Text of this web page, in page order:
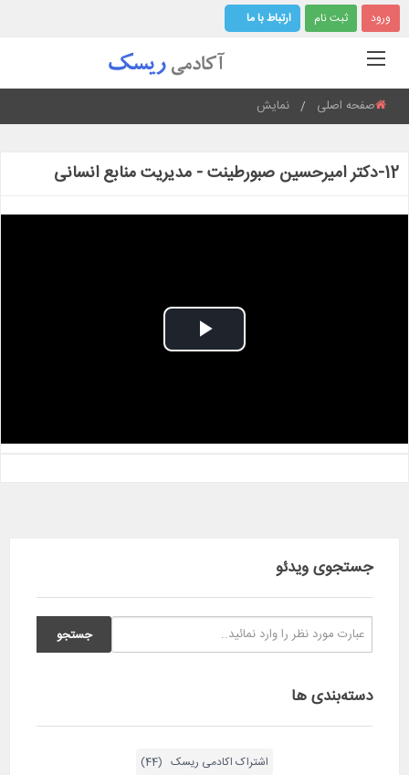
ورود ثبت نام ارتباط با ما
Current:
نمایش صفحه اصلی
12-دکتر امیرحسین صبورطینت - مدیریت منابع انسانی
Play
جستجوی ویدئو
دسته‌بندی ها
اشتراک اکادمی ریسک (44)